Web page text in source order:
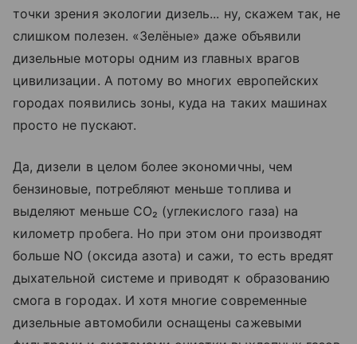
точки зрения экологии дизель... ну, скажем так, не
слишком полезен. «Зелёные» даже объявили
дизельные моторы одним из главных врагов
цивилизации. А потому во многих европейских
городах появились зоны, куда на таких машинах
просто не пускают.
Да, дизели в целом более экономичны, чем
бензиновые, потребляют меньше топлива и
выделяют меньше CO₂ (углекислого газа) на
километр пробега. Но при этом они производят
больше NO (оксида азота) и сажи, то есть вредят
дыхательной системе и приводят к образованию
смога в городах. И хотя многие современные
дизельные автомобили оснащены сажевыми